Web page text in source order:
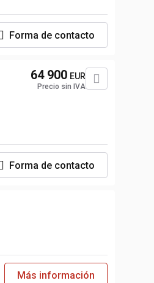
Forma de contacto
64 900 EUR
Precio sin IVA
Forma de contacto
Más información